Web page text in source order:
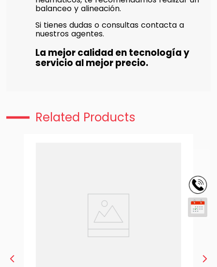
balanceo y alineación.
Si tienes dudas o consultas contacta a
nuestros agentes.
La mejor calidad en tecnología y
servicio al mejor precio.
Related Products